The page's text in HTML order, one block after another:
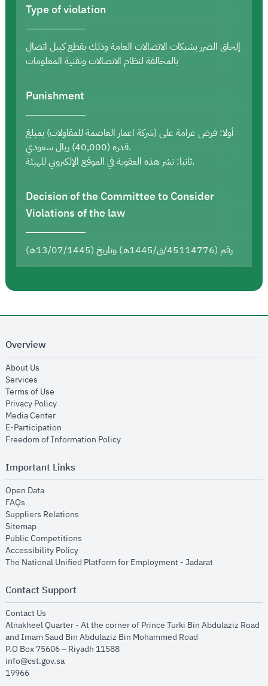
Type of violation
إلحاق الضرر بشبكات الاتصالات العامة وذلك بقطع كيبل اتصال
بالمخالفة لنظام الاتصالات وتقنية المعلومات
Punishment
أولا: فرض غرامة على (شركة اعمار العاصمة للمقاولات) بمبلغ
قدره (40,000) ريال سعودي.
ثانيا: نشر هذه العقوبة في الموقع الإلكتروني للهيئة.
Decision of the Committee to Consider
Violations of the law
رقم (45114776/ق/1445هـ) وتاريخ (13/07/1445هـ)
Overview
About Us
Services
Terms of Use
Privacy Policyopens in new window
Media Centeropens in new window
E-Participation
Freedom of Information Policyopens in new window
Important Links
Open Dataopens in new window
FAQs
Suppliers Relations
Sitemapopens in new window
Public Competitions
Accessibility Policyopens in new window
The National Unified Platform for Employment - Jadaratopens in new
Contact Support
Contact Us
Alnakheel Quarter - At the corner of Prince Turki Bin Abdulaziz Road
and Imam Saud Bin Abdulaziz Bin Mohammed Road​
P.O Box 75606 – Riyadh 11588
info@cst.gov.sa
19966